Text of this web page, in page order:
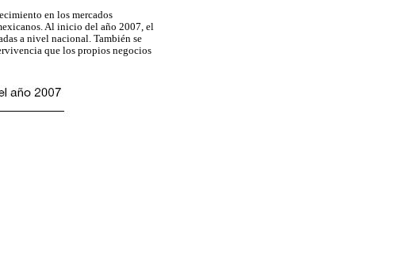
en los mercados
Al inicio del año 2007, el
a nivel nacional. También se
que los propios negocios